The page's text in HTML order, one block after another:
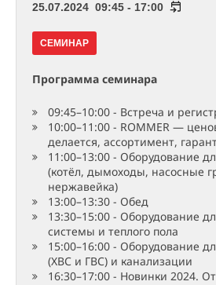
25.07.2024 09:45 - 17:00
СЕМИНАР
Программа семинара
09:45–10:00 - Встреча и
10:00–11:00 - ROMMER —
делается, ассортимент,
11:00–13:00 - Оборудование
(котёл, дымоходы, насосные
нержавейка)
13:00–13:30 - Обед
13:30–15:00 - Оборудование
системы и теплого пола
15:00–16:00 - Оборудование
(ХВС и ГВС) и канализации
16:30–17:00 - Новинки 2024.